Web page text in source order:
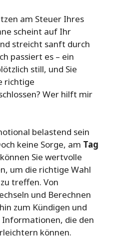
am Steuer Ihres
scheint auf Ihr
streicht sanft durch
passiert es – ein
still, und Sie
richtige
Wer hilft mir
belastend sein
keine Sorge, am Tag
können Sie wertvolle
um die richtige Wahl
treffen. Von
und Berechnen
zum Kündigen und
Informationen, die den
können.